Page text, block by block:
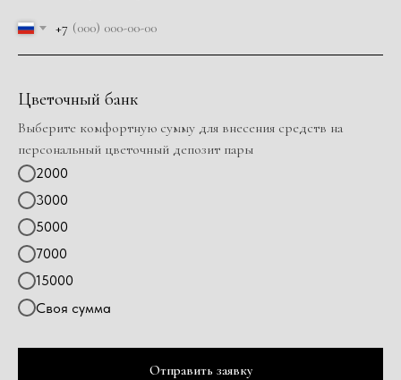
+7
Цветочный банк
Выберите комфортную сумму для внесения средств на
персональный цветочный депозит пары
2000
3000
5000
7000
15000
Своя сумма
Отправить заявку